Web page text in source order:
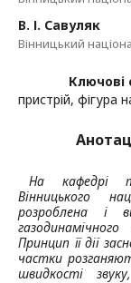
В. І. Савуляк
Вінницький
Ключові
пристрій, фігура
На кафедрі
Вінницького
розроблена і
Принцип її дії
частки
швидкості